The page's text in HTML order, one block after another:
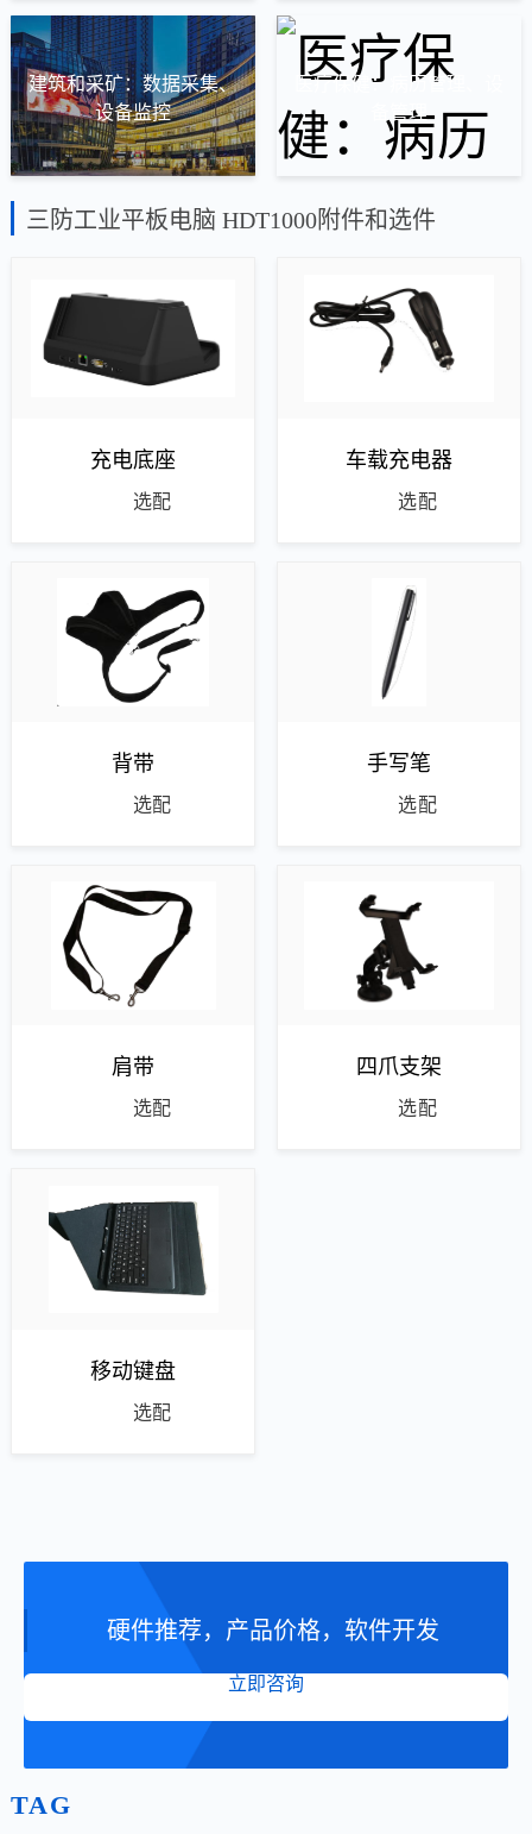
建筑和采矿：数据采集、
设备监控
医疗保健：病历管理、设
备管理
三防工业平板电脑 HDT1000附件和选件
充电底座
选配
车载充电器
选配
背带
选配
手写笔
选配
肩带
选配
四爪支架
选配
移动键盘
选配
硬件推荐，产品价格，软件开发
立即咨询
TAG